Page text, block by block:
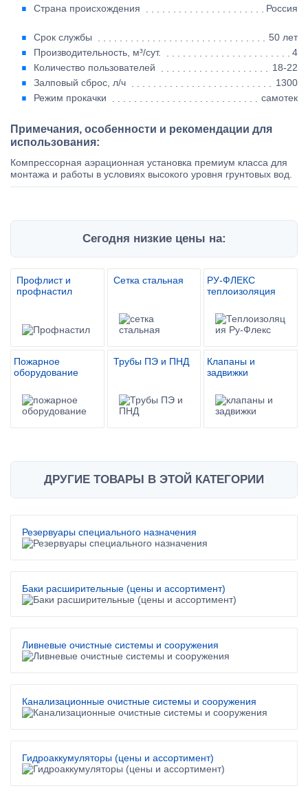
Страна происхождения
Россия
Срок службы
50 лет
Производительность, м³/сут.
4
Количество пользователей
18-22
Залповый сброс, л/ч
1300
Режим прокачки
самотек
Примечания, особенности и рекомендации для
использования:
Компрессорная аэрационная установка премиум класса для
монтажа и работы в условиях высокого уровня грунтовых вод.
Сегодня низкие цены на:
Профлист и
профнастил
Сетка стальная
РУ-ФЛЕКС
теплоизоляция
Пожарное
оборудование
Трубы ПЭ и ПНД
Клапаны и
задвижки
ДРУГИЕ ТОВАРЫ В ЭТОЙ КАТЕГОРИИ
Резервуары специального назначения
Баки расширительные (цены и ассортимент)
Ливневые очистные системы и сооружения
Канализационные очистные системы и сооружения
Гидроаккумуляторы (цены и ассортимент)